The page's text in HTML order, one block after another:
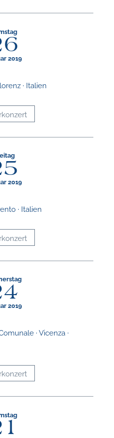
2019
· Italien
2019
· Italien
2019
· Vicenza ·